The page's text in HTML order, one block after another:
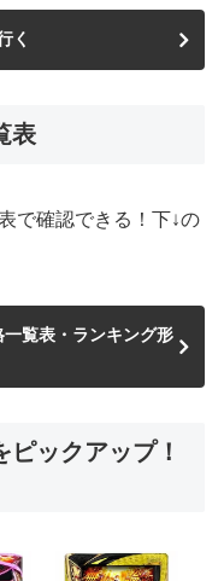
く
表
で確認できる！下↓の
一覧表・ランキング形
ックアップ！